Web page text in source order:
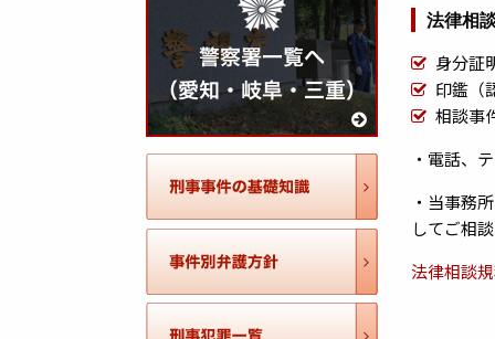
法律相
身分証
印鑑（
相談事
・電話、
・当事務
してご相
法律相談